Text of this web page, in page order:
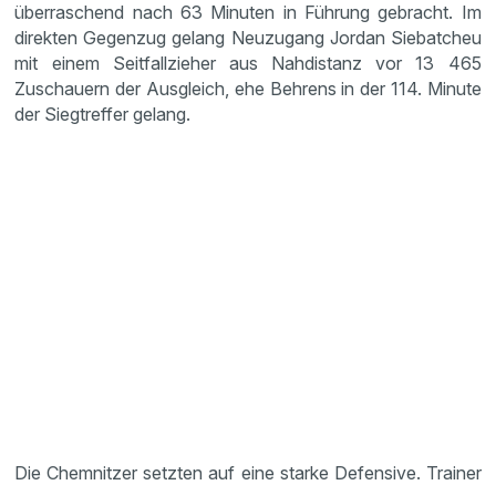
überraschend nach 63 Minuten in Führung gebracht. Im
direkten Gegenzug gelang Neuzugang Jordan Siebatcheu
mit einem Seitfallzieher aus Nahdistanz vor 13 465
Zuschauern der Ausgleich, ehe Behrens in der 114. Minute
der Siegtreffer gelang.
Die Chemnitzer setzten auf eine starke Defensive. Trainer